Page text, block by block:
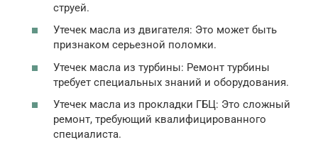
струей.
Утечек масла из двигателя: Это может быть
признаком серьезной поломки.
Утечек масла из турбины: Ремонт турбины
требует специальных знаний и оборудования.
Утечек масла из прокладки ГБЦ: Это сложный
ремонт, требующий квалифицированного
специалиста.